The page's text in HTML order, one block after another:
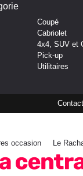
Coupé
Cabriolet
4x4, SUV et
Pick-up
Utilitaires
Contact
occasion Le